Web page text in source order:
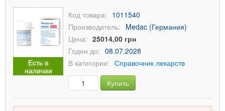
Есть в
наличии
Код товара: 1011540
Производитель: Medac (Германия)
Цена: 25014,00 грн
Годен до: 08.07.2028
В категории: Справочник лекарств
Купить